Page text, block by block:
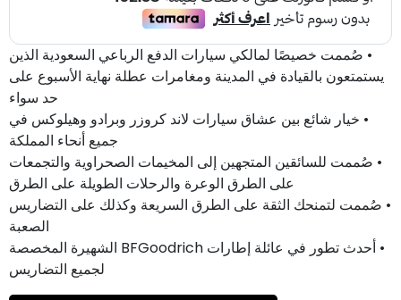
• صُممت خصيصًا لمالكي سيارات الدفع الرباعي السعودية الذين
يستمتعون بالقيادة في المدينة ومغامرات عطلة نهاية الأسبوع على
حد سواء
• خيار شائع بين عشاق سيارات لاند كروزر وبرادو وهيلوكس في
جميع أنحاء المملكة
• صُممت للسائقين المتجهين إلى المخيمات الصحراوية والتجمعات
على الطرق الوعرة والرحلات الطويلة على الطرق
• صُممت لتمنحك الثقة على الطرق السريعة وكذلك على التضاريس
الصعبة
• أحدث تطور في عائلة إطارات BFGoodrich الشهيرة المخصصة
لجميع التضاريس